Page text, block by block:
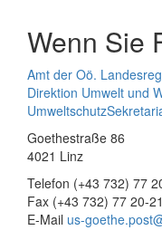
Wenn Sie
Amt der Oö.
Direktion Umwelt und
Umweltschutz
Goethestraße 86
4021 Linz
Telefon (+43 732) 77
Fax (+43 732) 77 20-
E-Mail us-